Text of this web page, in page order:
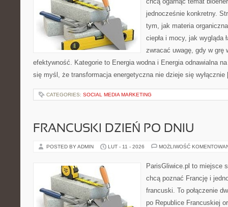
jednocześnie konkretny.
tym, jak materia
ciepła i mocy, jak wygląda
zwracać uwagę, gdy w grę
efektywność. Kategorie to Energia wodna i Energia odnawialna
się myśl, że transformacja energetyczna nie dzieje się
CATEGORIES: SOCIAL MEDIA MARKETING
FRANCUSKI DZIEŃ PO DNIU
POSTED BY ADMIN LUT - 11 - 2026 MOŻLIWOŚĆ
ParisGliwice.pl to miejsce
chcą poznać Francję i
francuski. To połączenie
po Republice Francuskiej